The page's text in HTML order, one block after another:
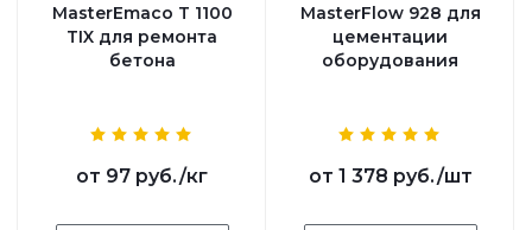
MasterEmaco T 1100
TIX для ремонта
бетона
от 97 руб./кг
MasterFlow 928 для
цементации
оборудования
от 1 378 руб./шт